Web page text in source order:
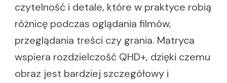
czytelność i detale, które w praktyce robią
różnicę podczas oglądania filmów,
przeglądania treści czy grania. Matryca
wspiera rozdzielczość QHD+, dzięki czemu
obraz jest bardziej szczegółowy i